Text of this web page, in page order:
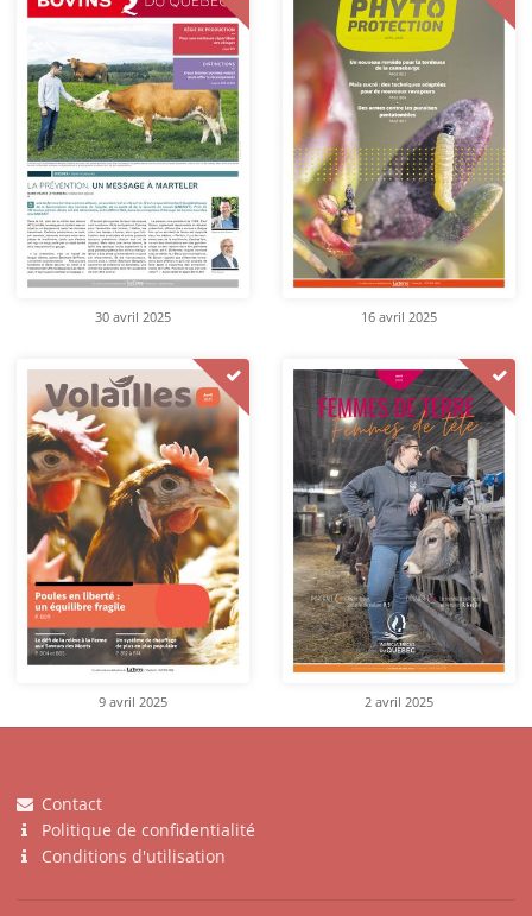
30 avril 2025 16 avril 2025
9 avril 2025 2 avril 2025
Contact
Politique de confidentialité
Conditions d'utilisation